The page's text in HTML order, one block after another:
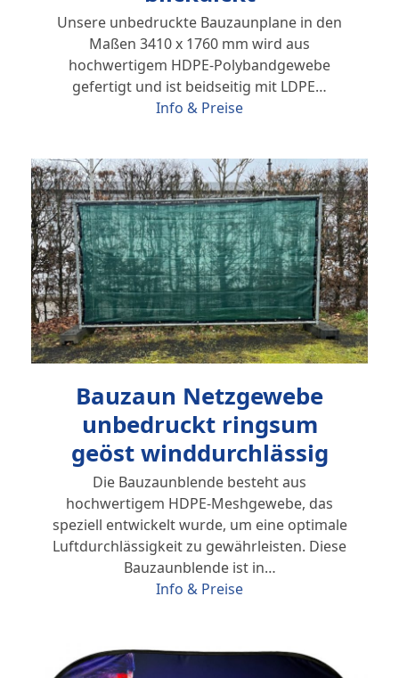
Unsere unbedruckte Bauzaunplane in den
Maßen 3410 x 1760 mm wird aus
hochwertigem HDPE-Polybandgewebe
gefertigt und ist beidseitig mit LDPE…
Info & Preise
Bauzaun Netzgewebe
unbedruckt ringsum
geöst winddurchlässig
Die Bauzaunblende besteht aus
hochwertigem HDPE-Meshgewebe, das
speziell entwickelt wurde, um eine optimale
Luftdurchlässigkeit zu gewährleisten. Diese
Bauzaunblende ist in…
Info & Preise